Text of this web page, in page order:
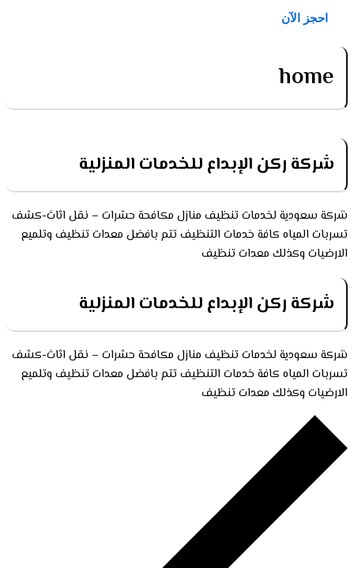
احجز الآن
home
شركة ركن الإبداع للخدمات المنزلية
شركة سعودية لخدمات تنظيف منازل مكافحة حشرات – نقل اثاث-كشف
تسربات المياه كافة خدمات التنظيف تتم بافضل معدات تنظيف وتلميع
الارضيات وكذلك معدات تنظيف
شركة ركن الإبداع للخدمات المنزلية
شركة سعودية لخدمات تنظيف منازل مكافحة حشرات – نقل اثاث-كشف
تسربات المياه كافة خدمات التنظيف تتم بافضل معدات تنظيف وتلميع
الارضيات وكذلك معدات تنظيف